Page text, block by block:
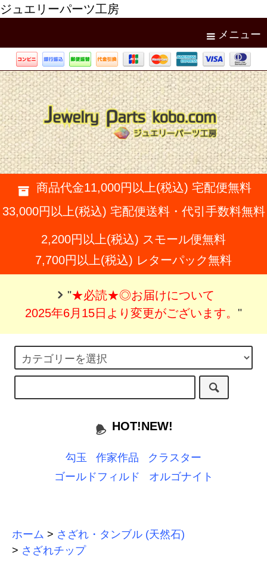
ジュエリーパーツ工房
メニュー
商品代金11,000円以上(税込) 宅配便無料
33,000円以上(税込) 宅配便送料・代引手数料無料
2,200円以上(税込) スモール便無料
7,700円以上(税込) レターパック無料
"★必読★◎お届けについて
2025年6月15日より変更がございます。 "
HOT!NEW!
勾玉 作家作品
クラスター
ゴールドフィルド
オルゴナイト
ホーム > さざれ・タンブル (天然石)
> さざれチップ